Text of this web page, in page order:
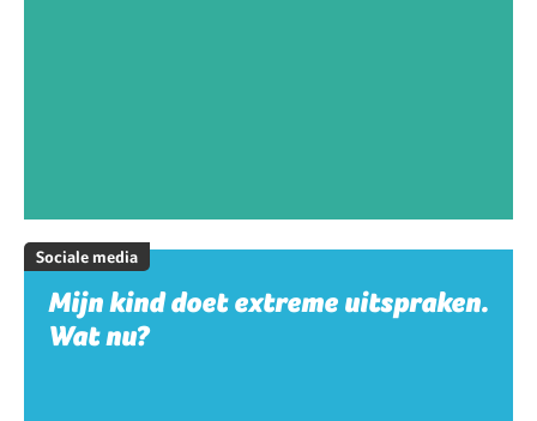
Sociale media
Mijn kind doet extreme uitspraken.
Wat nu?